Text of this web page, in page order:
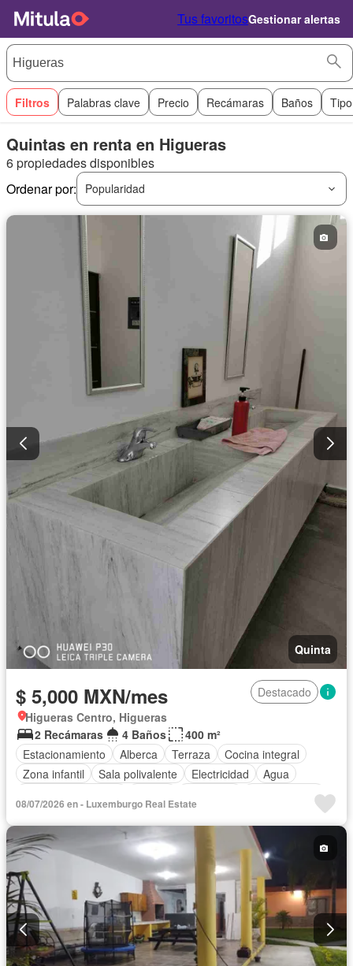
Tus favoritosGestionar alertas
Filtros Palabras clave Precio Recámaras Baños
Quintas en renta en Higueras
6 propiedades disponibles
Ordenar por:
Popularidad
Quinta
$ 5,000 MXN/mes
Destacado
Higueras Centro, Higueras
2 Recámaras
4 Baños
400 m²
Estacionamiento
Alberca Terraza
Cocina integral
Zona infantil
Sala polivalente Electricidad
Agua
Zonas verdes
Vista panorámica
Permite niños
Parcialmente amueblado
08/07/2026 en - Luxemburgo Real Estate